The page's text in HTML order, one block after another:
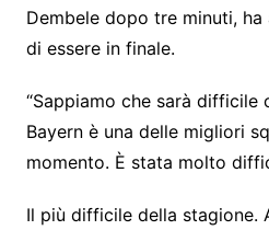
Dembele dopo tre minuti,
di essere in finale.
“Sappiamo che sarà difficile
Bayern è una delle migliori
momento. È stata molto
Il più difficile della stagione.